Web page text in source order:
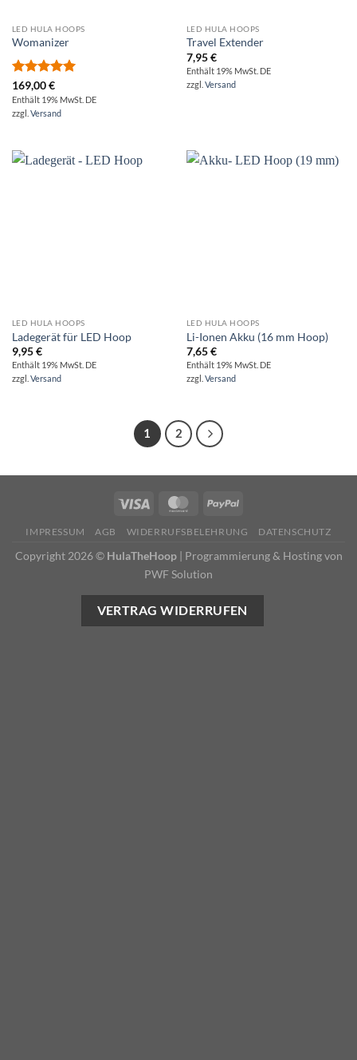
LED HULA HOOPS
Womanizer
Bewertet
mit5.00
von 5
169,00€
Enthält 19% MwSt. DE
zzgl. Versand
LED HULA HOOPS
Travel Extender
7,95€
Enthält 19% MwSt. DE
zzgl. Versand
LED HULA HOOPS
Ladegerät für LED Hoop
9,95€
Enthält 19% MwSt. DE
zzgl. Versand
LED HULA HOOPS
Li-Ionen Akku (16 mm Hoop)
7,65€
Enthält 19% MwSt. DE
zzgl. Versand
1 2
IMPRESSUM AGB WIDERRUFSBELEHRUNG DATENSCHUTZ
Copyright 2026 © HulaTheHoop| Programmierung & Hosting von
PWF Solution
VERTRAG WIDERRUFEN